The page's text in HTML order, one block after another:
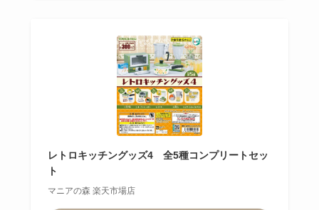
レトロキッチングッズ4 全5種コンプリートセッ
ト
マニアの森 楽天市場店